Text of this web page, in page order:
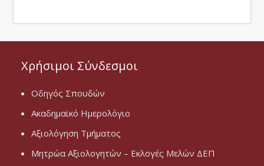
Χρήσιμοι Σύνδεσμοι
Οδηγός Σπουδών
Ακαδημαϊκό Ημερολόγιο
Αξιολόγηση Τμήματος
Μητρώα Αξιολογητών – Εκλογές Μελών ΔΕΠ